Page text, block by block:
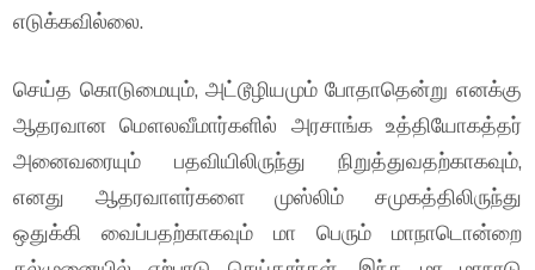
எடுக்கவில்லை.
செய்த கொடுமையும், அட்டூழியமும் போதாதென்று எனக்கு
ஆதரவான மௌலவீமார்களில் அரசாங்க உத்தியோகத்தர்
அனைவரையும் பதவியிலிருந்து நிறுத்துவதற்காகவும்,
எனது ஆதரவாளர்களை முஸ்லிம் சமுகத்திலிருந்து
ஒதுக்கி வைப்பதற்காகவும் மா பெரும் மாநாடொன்றை